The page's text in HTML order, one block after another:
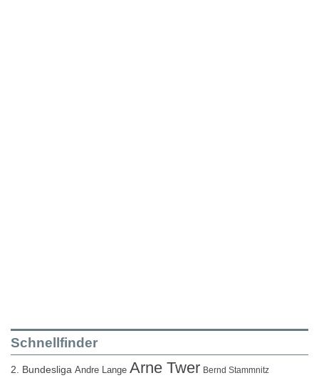
Schnellfinder
2. Bundesliga Andre Lange Arne Twer Bernd Stammnitz